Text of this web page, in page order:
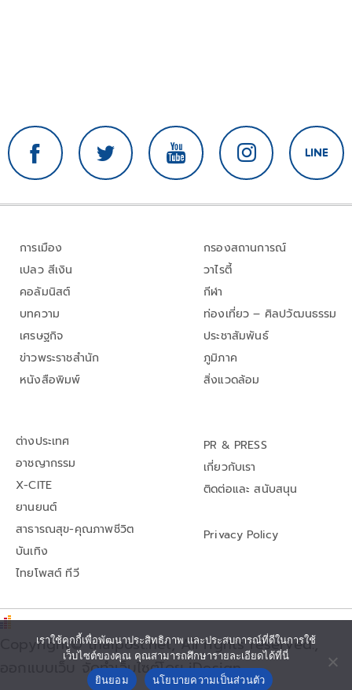
การเมือง
เปลว สีเงิน
คอลัมนิสต์
บทความ
เศรษฐกิจ
ข่าวพระราชสำนัก
หนังสือพิมพ์
กรองสถานการณ์
วาไรตี้
กีฬา
ท่องเที่ยว – ศิลปวัฒนธรรม
ประชาสัมพันธ์
ภูมิภาค
สิ่งแวดล้อม
ต่างประเทศ
อาชญากรรม
X-CITE
ยานยนต์
สาธารณสุข-คุณภาพชีวิต
บันเทิง
ไทยโพสต์ ทีวี
PR & PRESS
เกี่ยวกับเรา
ติดต่อและ สนับสนุน
Privacy Policy
Copyright© thaipost.net, All rights reserved.,
ออกแบบเว็บ จัดทำเว็บไซต์โดย iDesign
เราใช้คุกกี้เพื่อพัฒนาประสิทธิภาพ และประสบการณ์ที่ดีในการใช้
เว็บไซต์ของคุณ คุณสามารถศึกษารายละเอียดได้ที่นี่
ยินยอม
นโยบายความเป็นส่วนตัว